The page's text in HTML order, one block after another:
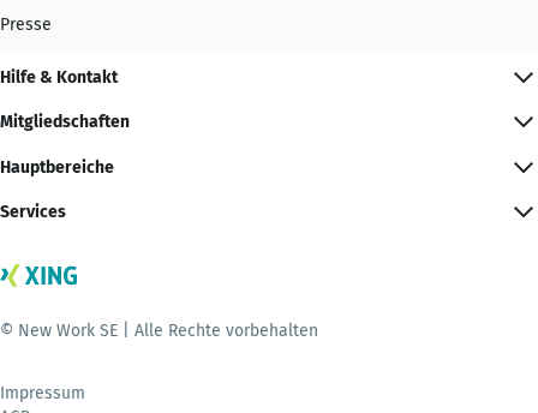
Presse
Hilfe & Kontakt
Mitgliedschaften
Hauptbereiche
Services
© New Work SE | Alle Rechte vorbehalten
Impressum